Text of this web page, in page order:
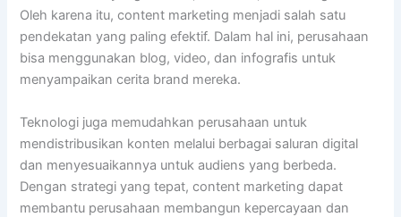
Oleh karena itu, content marketing menjadi salah satu
pendekatan yang paling efektif. Dalam hal ini, perusahaan
bisa menggunakan blog, video, dan infografis untuk
menyampaikan cerita brand mereka.
Teknologi juga memudahkan perusahaan untuk
mendistribusikan konten melalui berbagai saluran digital
dan menyesuaikannya untuk audiens yang berbeda.
Dengan strategi yang tepat, content marketing dapat
membantu perusahaan membangun kepercayaan dan